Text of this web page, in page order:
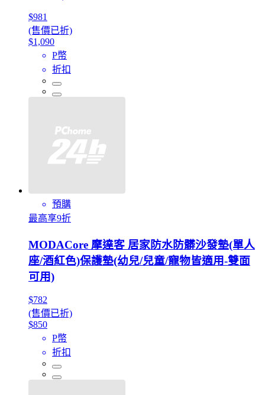
$981
(售價已折)
$1,090
P幣
折扣
預購
最高享9折
MODACore 摩達客 居家防水防髒沙發墊(單人
座/酒紅色)保護墊(幼兒/兒童/寵物皆適用-雙面
可用)
$782
(售價已折)
$850
P幣
折扣